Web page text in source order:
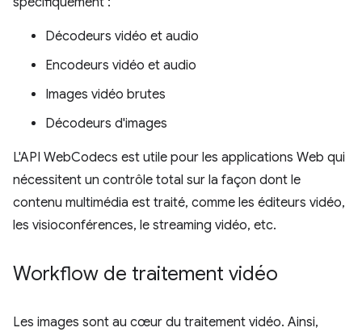
Décodeurs vidéo et audio
Encodeurs vidéo et audio
Images vidéo brutes
Décodeurs d'images
L'API WebCodecs est utile pour les applications Web qui
nécessitent un contrôle total sur la façon dont le
contenu multimédia est traité, comme les éditeurs vidéo,
les visioconférences, le streaming vidéo, etc.
Workflow de traitement vidéo
Les images sont au cœur du traitement vidéo. Ainsi,